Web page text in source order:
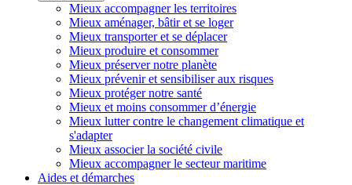
Mieux accompagner les territoires
Mieux aménager, bâtir et se loger
Mieux transporter et se déplacer
Mieux produire et consommer
Mieux préserver notre planète
Mieux prévenir et sensibiliser aux risques
Mieux protéger notre santé
Mieux et moins consommer d’énergie
Mieux lutter contre le changement climatique et
s'adapter
Mieux associer la société civile
Mieux accompagner le secteur maritime
Aides et démarches